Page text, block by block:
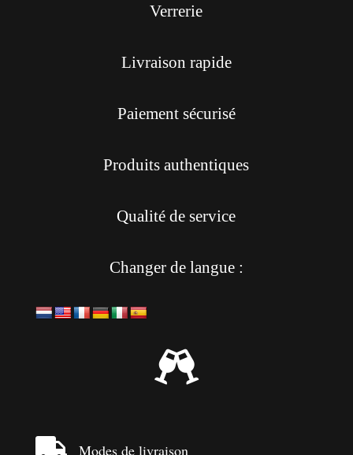
Verrerie
Livraison rapide
Paiement sécurisé
Produits authentiques
Qualité de service
Changer de langue :

 Modes de livraison